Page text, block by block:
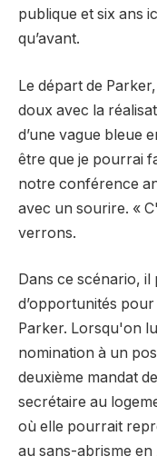
publique et six ans
qu’avant.
Le départ de
doux avec la
d’une vague bleue
être que je pourrai
notre conférence
avec un sourire. «
verrons.
Dans ce scénario,
d’opportunités
Parker. Lorsqu'on
nomination à un
deuxième mandat
secrétaire au
où elle pourrait
au sans-abrisme en